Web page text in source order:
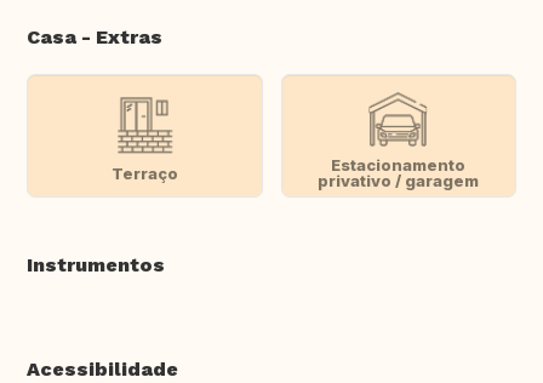
Casa - Extras
Terraço
Estacionamento
privativo / garagem
Instrumentos
Acessibilidade